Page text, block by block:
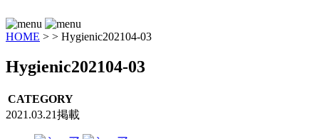
HOME > > Hygienic202104-03
Hygienic202104-03
CATEGORY
2021.03.21掲載